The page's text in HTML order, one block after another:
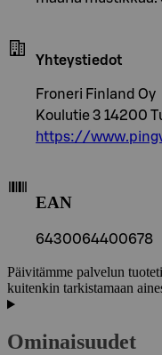
Yhteystiedot
Froneri Finland Oy
Koulutie 3 14200
https://
EAN
6430064400678
Päivitämme palvelun
kuitenkin tarkistamaan
Ominaisuudet